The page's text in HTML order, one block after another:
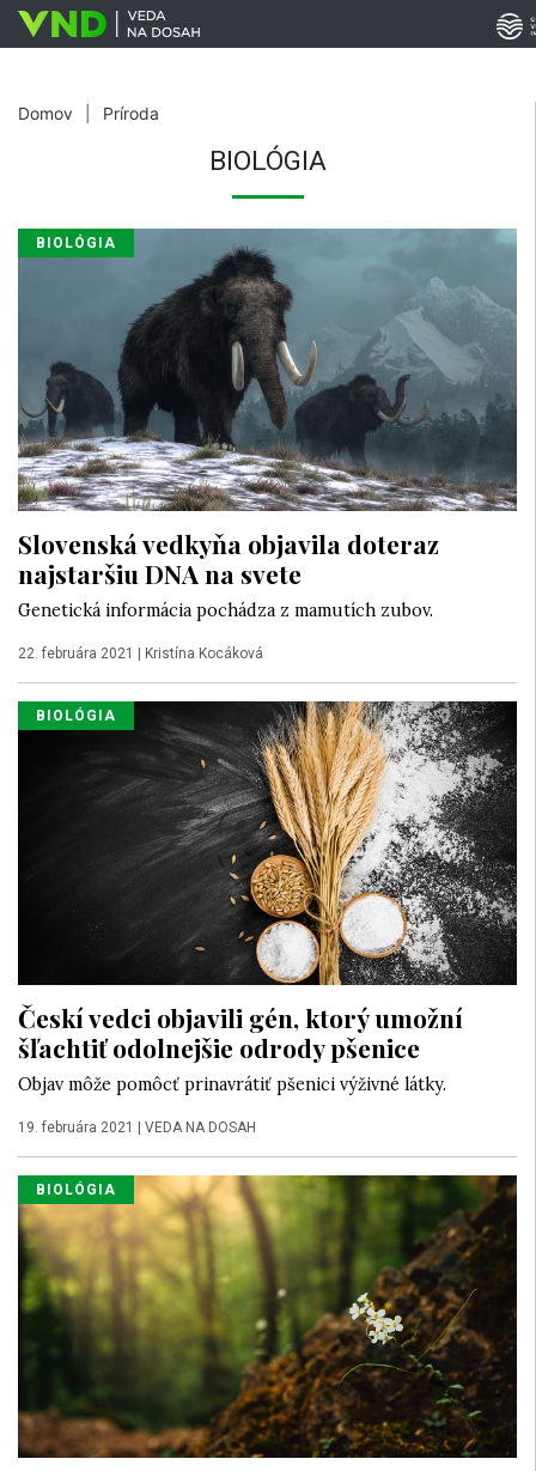
Domov Príroda
BIOLÓGIA
BIOLÓGIA
Slovenská vedkyňa objavila doteraz
najstaršiu DNA na svete
Genetická informácia pochádza z mamutích zubov.
22. februára 2021 Kristína Kocáková
BIOLÓGIA
Českí vedci objavili gén, ktorý umožní
šľachtiť odolnejšie odrody pšenice
Objav môže pomôcť prinavrátiť pšenici výživné látky.
19. februára 2021 | VEDA NA DOSAH
BIOLÓGIA